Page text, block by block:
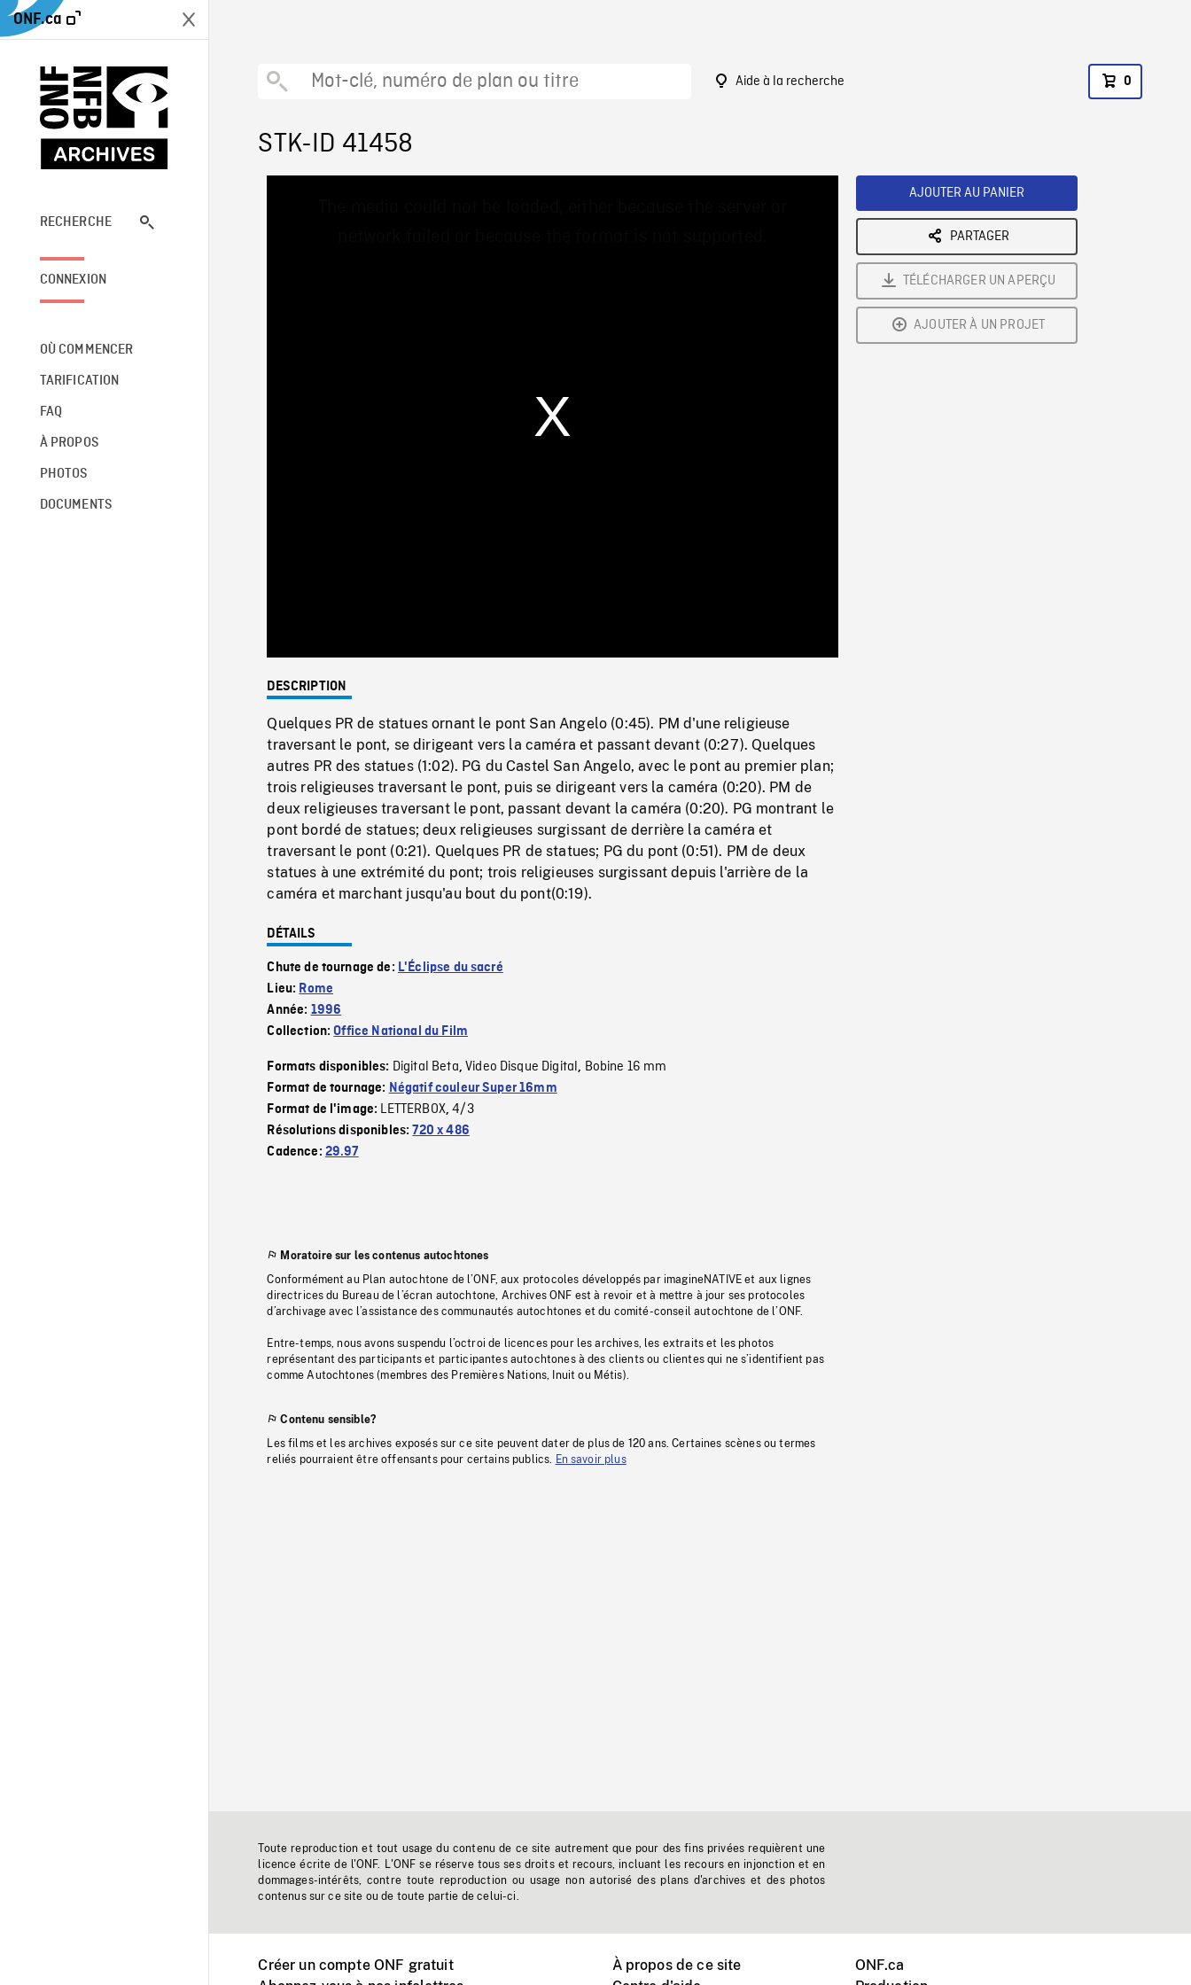
ONF.ca
RECHERCHE
CONNEXION
OÙ COMMENCER
TARIFICATION
FAQ
À PROPOS
PHOTOS
DOCUMENTS
Aide à la recherche 0
STK-ID 41458
0%
Rate
DESCRIPTION
Quelques PR de statues ornant le pont San Angelo (0:45). PM d'une religieuse
traversant le pont, se dirigeant vers la caméra et passant devant (0:27). Quelques
autres PR des statues (1:02). PG du Castel San Angelo, avec le pont au premier plan;
trois religieuses traversant le pont, puis se dirigeant vers la caméra (0:20). PM de
deux religieuses traversant le pont, passant devant la caméra (0:20). PG montrant le
pont bordé de statues; deux religieuses surgissant de derrière la caméra et
traversant le pont (0:21). Quelques PR de statues; PG du pont (0:51). PM de deux
statues à une extrémité du pont; trois religieuses surgissant depuis l'arrière de la
caméra et marchant jusqu'au bout du pont(0:19).
DÉTAILS
Chute de tournage de: L'Éclipse du sacré
Lieu: Rome
Année: 1996
Collection:Office National du Film
Formats disponibles: Digital Beta,Video Disque Digital, Bobine 16 mm
Format de tournage: Négatif couleur Super 16mm
Format de l'image: LETTERBOX,4/3
Résolutions disponibles:720 x 486
Cadence: 29.97
Moratoire sur les contenus autochtones
Conformément au Plan autochtone de l’ONF, aux protocoles développés par imagineNATIVE et aux lignes
directrices du Bureau de l’écran autochtone, Archives ONF est à revoir et à mettre à jour ses protocoles
d’archivage avec l’assistance des communautés autochtones et du comité-conseil autochtone de l’ONF.
Entre-temps, nous avons suspendu l’octroi de licences pour les archives, les extraits et les photos
représentant des participants et participantes autochtones à des clients ou clientes qui ne s’identifient pas
comme Autochtones (membres des Premières Nations, Inuit ou Métis).
Contenu sensible?
Les films et les archives exposés sur ce site peuvent dater de plus de 120 ans. Certaines scènes ou termes
reliés pourraient être offensants pour certains publics.
En savoir plus
AJOUTER AU PANIER
PARTAGER
TÉLÉCHARGER UN APERÇU
AJOUTER À UN PROJET
Toute reproduction et tout usage du contenu de ce site autrement que pour des fins privées requièrent une
licence écrite de l'ONF. L'ONF se réserve tous ses droits et recours, incluant les recours en injonction et en
dommages-intérêts, contre toute reproduction ou usage non autorisé des plans d'archives et des photos
contenus sur ce site ou de toute partie de celui-ci.
Créer un compte ONF gratuit
À propos de ce site
ONF.ca